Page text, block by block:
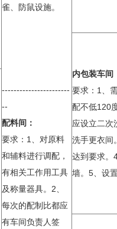
雀、防鼠设施。
-----------------------
--
配料间：
要求：1、对原料
和辅料进行调配，
有相关工作用工具
及称量器具。2、
每次的配制比都应
有车间负责人签
内包装车间
要求：1、
配不低120
应设立二次
洗手更衣间
达到要求。
墙。5、设